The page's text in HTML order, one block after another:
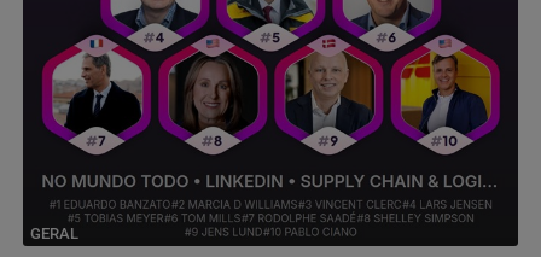
GERAL